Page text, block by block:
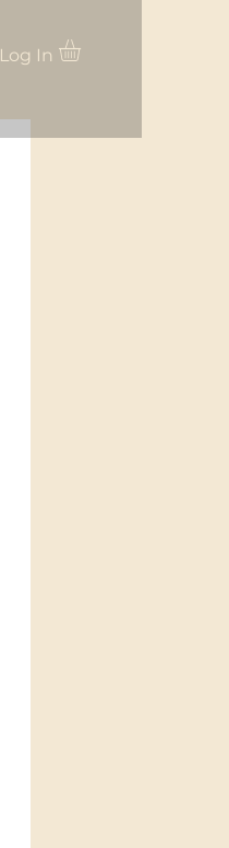
Log In